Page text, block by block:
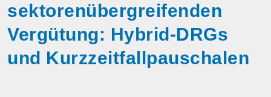
sektorenübergreifenden
Vergütung: Hybrid-DRGs
und Kurzzeitfallpauschalen